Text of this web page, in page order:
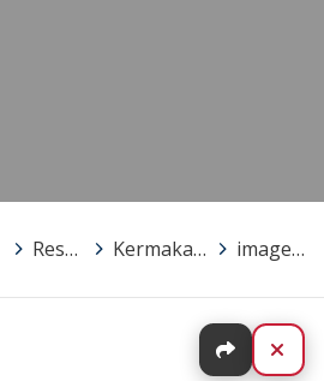
Reseptit > Kermakaramellit image.jpg
Jaa